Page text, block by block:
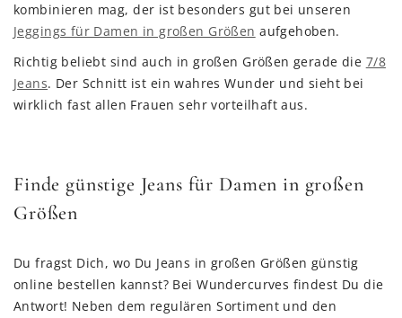
kombinieren mag, der ist besonders gut bei unseren
Jeggings für Damen in großen Größen aufgehoben.
Richtig beliebt sind auch in großen Größen gerade die 7/8
Jeans. Der Schnitt ist ein wahres Wunder und sieht bei
wirklich fast allen Frauen sehr vorteilhaft aus.
Finde günstige Jeans für Damen in großen
Größen
Du fragst Dich, wo Du Jeans in großen Größen günstig
online bestellen kannst? Bei Wundercurves findest Du die
Antwort! Neben dem regulären Sortiment und den